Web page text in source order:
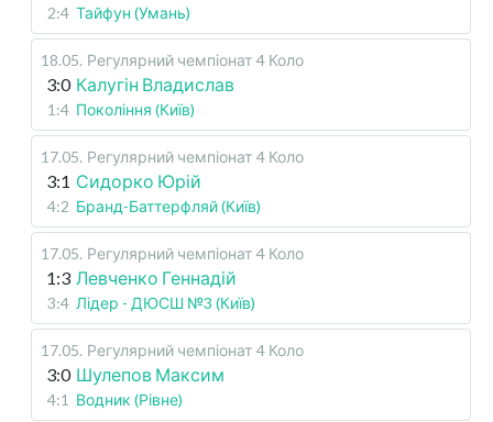
2:4 Тайфун (Умань)
18.05. Регулярний чемпіонат 4 Коло
3:0 Калугін Владислав
1:4 Покоління (Київ)
17.05. Регулярний чемпіонат 4 Коло
3:1 Сидорко Юрій
4:2 Бранд-Баттерфляй (Київ)
17.05. Регулярний чемпіонат 4 Коло
1:3 Левченко Геннадій
3:4 Лідер - ДЮСШ №3 (Київ)
17.05. Регулярний чемпіонат 4 Коло
3:0 Шулепов Максим
4:1 Водник (Рівне)